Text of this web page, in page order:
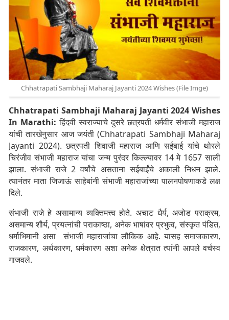
Chhatrapati Sambhaji Maharaj Jayanti 2024 Wishes (File Imge)
Chhatrapati Sambhaji Maharaj Jayanti 2024 Wishes
In Marathi: हिंदवी स्वराज्याचे दुसरे छत्रपती धर्मवीर संभाजी महाराज
यांची तारखेनुसार आज जयंती (Chhatrapati Sambhaji Maharaj
Jayanti 2024). छत्रपती शिवाजी महाराज आणि सईबाई यांचे थोरले
चिरंजीव संभाजी महाराज यांचा जन्म पुरंदर किल्ल्यावर 14 मे 1657 साली
झाला. संभाजी राजे 2 वर्षांचे असताना सईबाईंचे अकाली निधन झाले.
त्यानंतर माता जिजाऊं साहेबांनी संभाजी महाराजांच्या पालनपोषणाकडे लक्ष
दिले.
संभाजी राजे हे असामान्य व्यक्तिमत्त्व होते. अचाट धैर्य, अजोड पराक्रम,
असमान्य शौर्य, प्रयत्नांची पराकाष्ठा, अनेक भाषांवर प्रभुत्व, संस्कृत पंडित,
धर्माभिमानी असा संभाजी महाराजांचा लौकिक आहे. यासह समाजकारण,
राजकारण, अर्थकारण, धर्मकारण अशा अनेक क्षेत्रात त्यांनी आपले वर्चस्व
गाजवले.